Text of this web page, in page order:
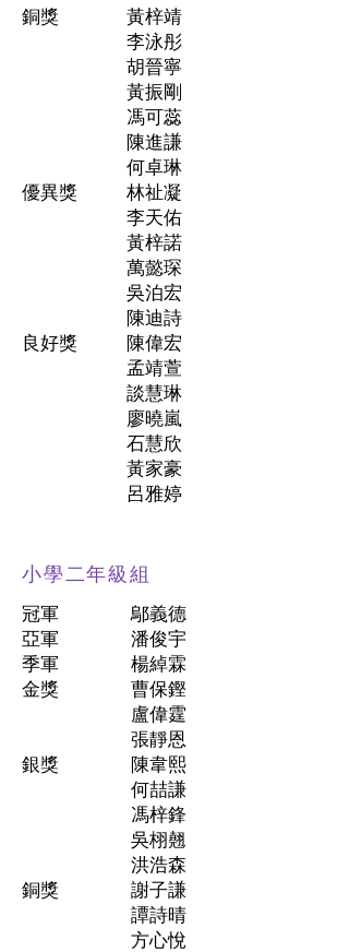
銅獎
優異獎
​良好獎
黃梓靖
李泳彤
胡晉寧
黃振剛
馮可蕊
陳進謙
何卓琳
林祉凝
李天佑
黃梓諾
萬懿琛
吳泊宏
陳迪詩
陳偉宏
孟靖萱
談慧琳
廖曉嵐
石慧欣
黃家豪
呂雅婷
小學二年級組
冠軍
亞軍
季軍
金獎
銀獎
銅獎
鄔義德
潘俊宇
楊綽霖
曹保鏗
盧偉霆
張靜恩
陳韋熙
何喆謙
馮梓鋒
吳栩翹
洪浩森
謝子謙
譚詩晴
方心悅